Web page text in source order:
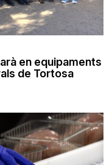
en equipaments
de Tortosa